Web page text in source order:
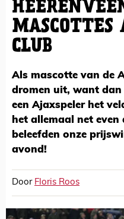
CLUB
Als mascotte van de
dromen uit, want dan
een Ajaxspeler het
het allemaal net
beleefden onze
avond!
Door Floris Roos